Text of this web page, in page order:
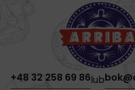
+48 32 258 69 86lub